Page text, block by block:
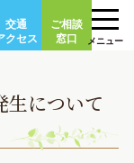
交通
クセス
ご相談
窓口
メニュー
生について